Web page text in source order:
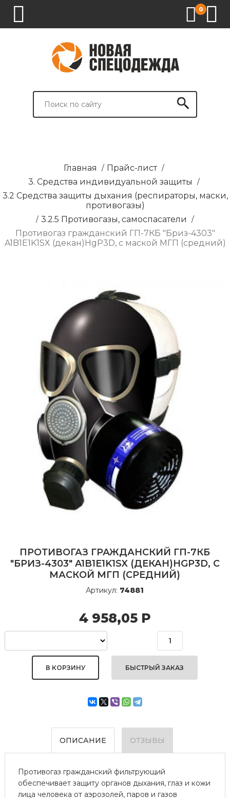
0
СПЕЦОДЕЖДА
СПЕЦОБУВЬ
СРЕДСТВА
ВСПОМОГАТЕЛЬНЫЕ
БРЕНДИРОВАНИЕ
Главная / Прайс-лист /
3. Средства индивидуальной защиты /
3.2 Средства защиты дыхания (респираторы, маски,
противогазы)
/ 3.2.5 Противогазы, самоспасатели /
Противогаз гражданский ГП-7КБ "Бриз-4303"
A1B1E1K1SX (декан)HgP3D, с маской МГП (средний)
ПРОТИВОГАЗ ГРАЖДАНСКИЙ ГП-7КБ
"БРИЗ-4303" A1B1E1K1SX (ДЕКАН)HGP3D, С
МАСКОЙ МГП (СРЕДНИЙ)
Артикул: 74881
4 958,05 Р
БЫСТРЫЙ ЗАКАЗ
ОПИСАНИЕ ОТЗЫВЫ
Противогаз гражданский фильтрующий
обеспечивает защиту органов дыхания, глаз и кожи
лица человека от аэрозолей, паров и газов